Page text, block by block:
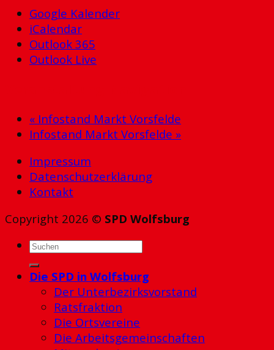
Google Kalender
iCalendar
Outlook 365
Outlook Live
« Infostand Markt Vorsfelde
Infostand Markt Vorsfelde »
Impressum
Datenschutzerklärung
Kontakt
Copyright 2026 © SPD Wolfsburg
Die SPD in Wolfsburg
Der Unterbezirksvorstand
Ratsfraktion
Die Ortsvereine
Die Arbeitsgemeinschaften